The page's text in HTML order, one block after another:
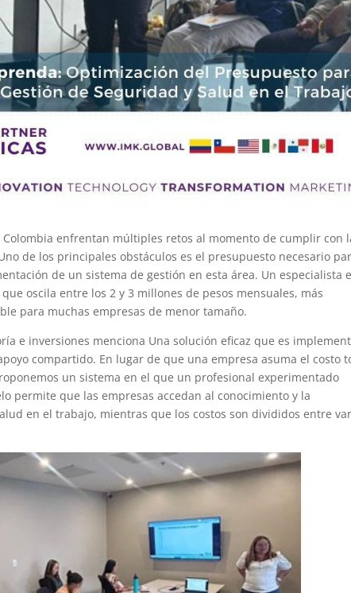
Colombia enfrentan múltiples retos al momento de cumplir con
de los principales obstáculos es el presupuesto necesario
de un sistema de gestión en esta área. Un especialista
oscila entre los 2 y 3 millones de pesos mensuales, más
para muchas empresas de menor tamaño.
e inversiones menciona Una solución eficaz que es
compartido. En lugar de que una empresa asuma el costo
un sistema en el que un profesional experimentado
permite que las empresas accedan al conocimiento y la
en el trabajo, mientras que los costos son divididos entre